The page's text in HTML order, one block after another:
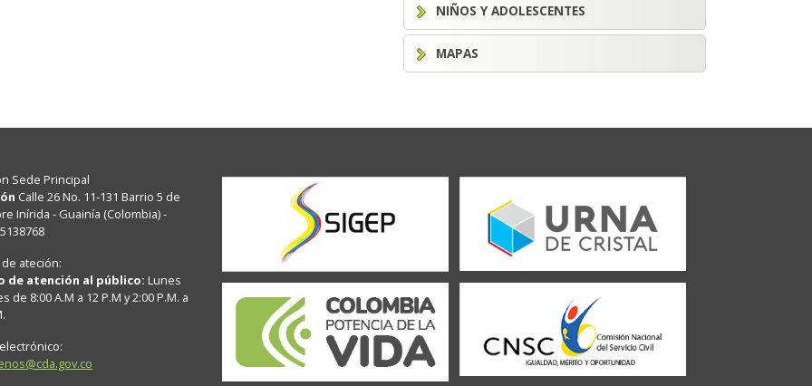
NIÑOS Y ADOLESCENTES
MAPAS
Sede Principal
Calle 26 No. 11-131 Barrio 5 de
Inírida - Guainía (Colombia) -
ateción:
de atención al público: Lunes
de 8:00 A.M a 12 P.M y 2:00 P.M. a